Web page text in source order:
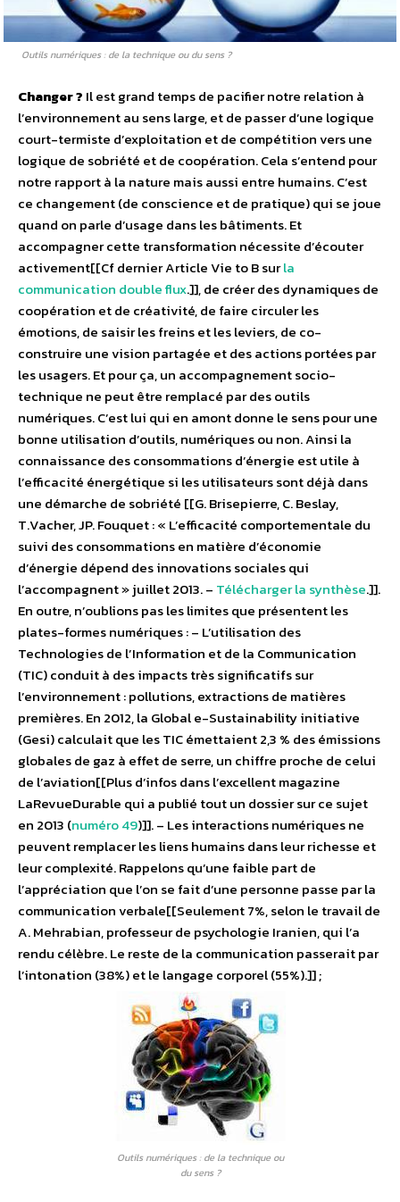
Outils numériques : de la technique ou du sens ?
Changer ? Il est grand temps de pacifier notre relation à
l’environnement au sens large, et de passer d’une logique
court-termiste d’exploitation et de compétition vers une
logique de sobriété et de coopération. Cela s’entend pour
notre rapport à la nature mais aussi entre humains. C’est
ce changement (de conscience et de pratique) qui se joue
quand on parle d’usage dans les bâtiments. Et
accompagner cette transformation nécessite d’écouter
activement[[Cf dernier Article Vie to B surla
communication double flux.]], de créer des dynamiques de
coopération et de créativité, de faire circuler les
émotions, de saisir les freins et les leviers, de co-
construire une vision partagée et des actions portées par
les usagers. Et pour ça, un accompagnement socio-
technique ne peut être remplacé par des outils
numériques. C’est lui qui en amont donne le sens pour une
bonne utilisation d’outils, numériques ou non. Ainsi la
connaissance des consommations d’énergie est utile à
l’efficacité énergétique si les utilisateurs sont déjà dans
une démarche de sobriété [[G. Brisepierre, C. Beslay,
T.Vacher, JP. Fouquet : « L’efficacité comportementale du
suivi des consommations en matière d’économie
d’énergie dépend des innovations sociales qui
l’accompagnent » juillet 2013. – Télécharger la synthèse.]].
En outre, n’oublions pas les limites que présentent les
plates-formes numériques : – L’utilisation des
Technologies de l’Information et de la Communication
(TIC) conduit à des impacts très significatifs sur
l’environnement : pollutions, extractions de matières
premières. En 2012, la Global e-Sustainability initiative
(Gesi) calculait que les TIC émettaient 2,3 % des émissions
globales de gaz à effet de serre, un chiffre proche de celui
de l’aviation[[Plus d’infos dans l’excellent magazine
LaRevueDurable qui a publié tout un dossier sur ce sujet
en 2013 (numéro 49)]]. – Les interactions numériques ne
peuvent remplacer les liens humains dans leur richesse et
leur complexité. Rappelons qu’une faible part de
l’appréciation que l’on se fait d’une personne passe par la
communication verbale[[Seulement 7%, selon le travail de
A. Mehrabian, professeur de psychologie Iranien, qui l’a
rendu célèbre. Le reste de la communication passerait par
l’intonation (38%) et le langage corporel (55%).]] ;
Outils numériques : de la technique ou
du sens ?